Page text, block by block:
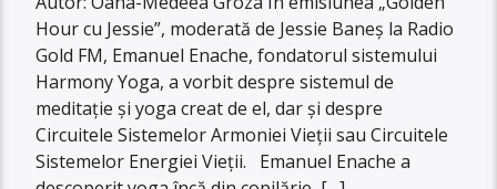
Hour cu Jessie”, moderată de Jessie Baneș la Radio
Gold FM, Emanuel Enache, fondatorul sistemului
Harmony Yoga, a vorbit despre sistemul de
meditație și yoga creat de el, dar și despre
Circuitele Sistemelor Armoniei Vieții sau Circuitele
Sistemelor Energiei Vieții. Emanuel Enache a